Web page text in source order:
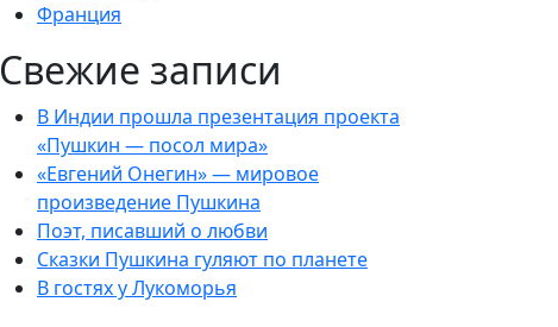
Франция
Свежие записи
В Индии прошла презентация проекта
«Пушкин — посол мира»
«Евгений Онегин» — мировое
произведение Пушкина
Поэт, писавший о любви
Сказки Пушкина гуляют по планете
В гостях у Лукоморья